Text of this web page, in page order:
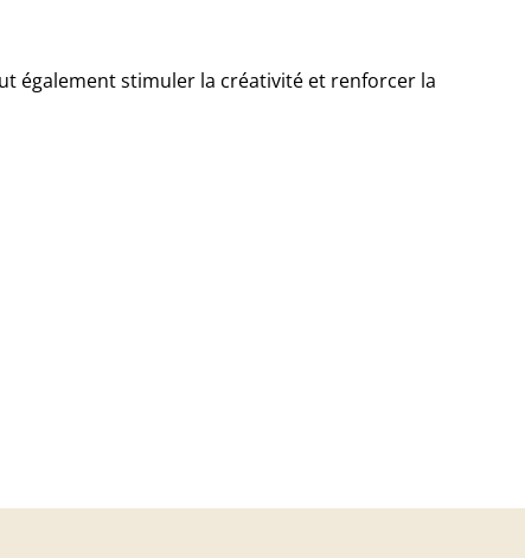
également stimuler la créativité et renforcer la